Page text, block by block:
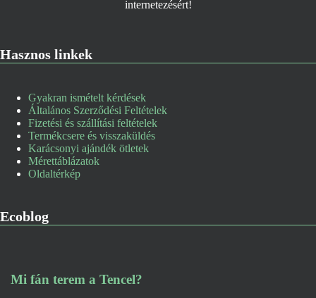
Hasznos linkek
Gyakran ismételt kérdések
Általános Szerződési Feltételek
Fizetési és szállítási feltételek
Termékcsere és visszaküldés
Karácsonyi ajándék ötletek
Mérettáblázatok
Oldaltérkép
Ecoblog
Mi fán terem a Tencel?